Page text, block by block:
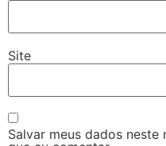
Site
Salvar meus dados